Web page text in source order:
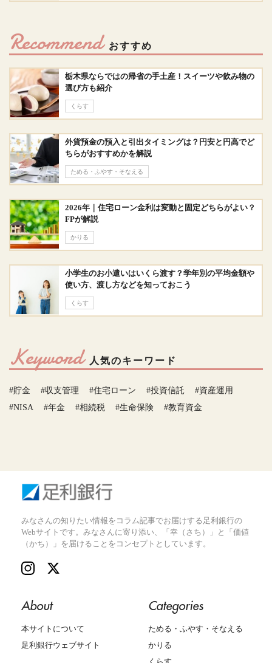
Recommend おすすめ
栃木県ならではの帰省の手土産！スイーツや飲み物の
選び方も紹介
くらす
外貨預金の預入と引出タイミングは？円安と円高でど
ちらがおすすめかを解説
ためる・ふやす・そなえる
2026年｜住宅ローン金利は変動と固定どちらがよい？
FPが解説
かりる
小学生のお小遣いはいくら渡す？学年別の平均金額や
使い方、渡し方などを知っておこう
くらす
Keyword 人気のキーワード
#貯金 #収支管理 #住宅ローン #投資信託
#資産運用
#NISA
#年金 #相続税 #生命保険 #教育資金
みなさんの知りたい情報をコラム記事でお届けする足利銀行の
Webサイトです。みなさんに寄り添い、「幸（さち）」と「価値
（かち）」を届けることをコンセプトとしています。
About
本サイトについて
足利銀行ウェブサイト
Categories
ためる・ふやす・そなえる
かりる